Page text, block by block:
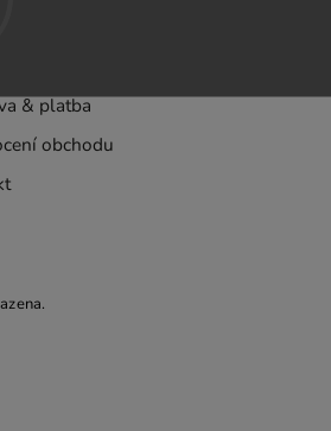
podmínky
& platba
obchodu